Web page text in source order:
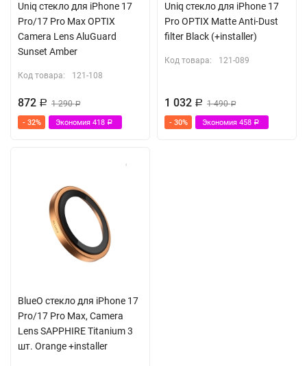
Uniq стекло для iPhone 17
Pro/17 Pro Max OPTIX
Camera Lens AluGuard
Sunset Amber
Код товара: 121-108
872 Р 1 290Р
- 32% Экономия 418 Р
Uniq стекло для iPhone 17
Pro OPTIX Matte Anti-Dust
filter Black (+installer)
Код товара: 121-089
1 032 Р 1 490Р
- 30% Экономия 458 Р
BlueO стекло для iPhone 17
Pro/17 Pro Max, Camera
Lens SAPPHIRE Titanium 3
шт. Orange +installer